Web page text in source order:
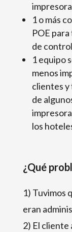
1 o más
POE
de
1 equipo
menos
clientes
de
los
¿Qué
1) Tuvimos
eran
2) El cliente